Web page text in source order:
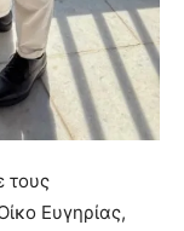
τους
Ευγηρίας,